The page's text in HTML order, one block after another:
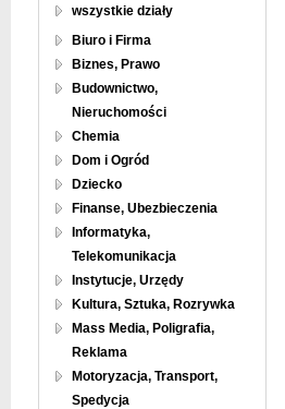
wszystkie działy
Biuro i Firma
Biznes, Prawo
Budownictwo,
Nieruchomości
Chemia
Dom i Ogród
Dziecko
Finanse, Ubezbieczenia
Informatyka,
Telekomunikacja
Instytucje, Urzędy
Kultura, Sztuka, Rozrywka
Mass Media, Poligrafia,
Reklama
Motoryzacja, Transport,
Spedycja